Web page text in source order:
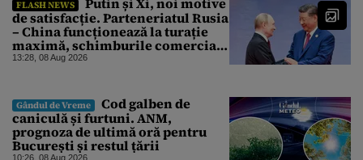
FLASH NEWS
de satisfacție. Parteneriatul Rusia
– China funcționează la turație
maximă, schimburile comerciale
ating niveluri record
13:28, 08 Aug 2026
Gândul de Vreme
Cod galben de
caniculă și furtuni. ANM,
prognoza de ultimă oră pentru
București și restul țării
10:26, 08 Aug 2026